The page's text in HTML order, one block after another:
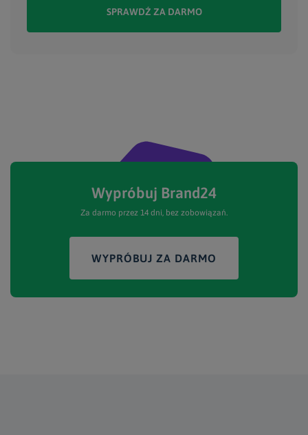
SPRAWDŹ ZA DARMO
Wypróbuj Brand24
Za darmo przez 14 dni, bez zobowiązań.
WYPRÓBUJ ZA DARMO